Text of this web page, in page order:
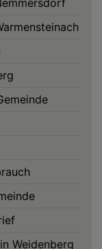
Weidenberg